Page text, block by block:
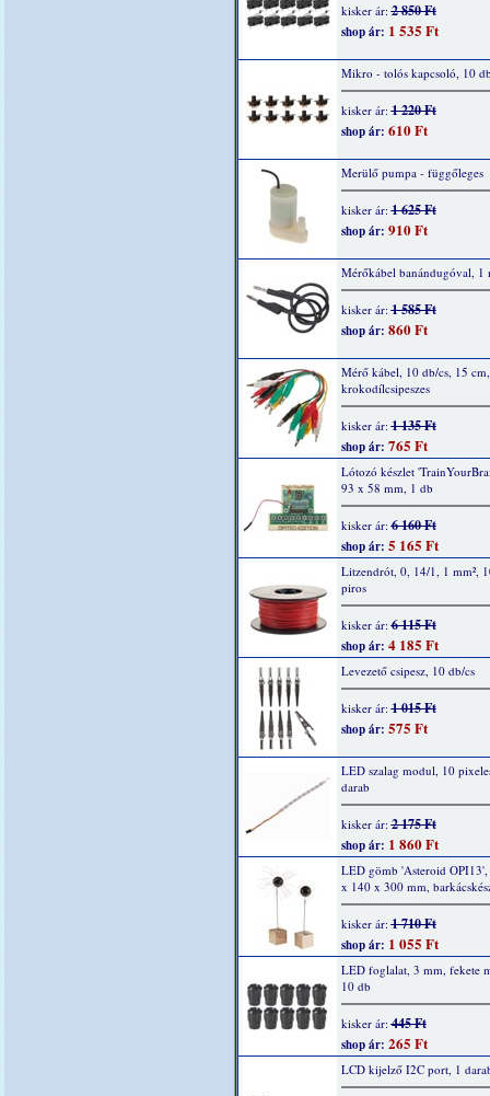
kisker ár:2 850 Ft
shop ár: 1 535 Ft
Mikro - tolós kapcsoló, 10
kisker ár:1 220 Ft
shop ár: 610 Ft
Merülő pumpa - függőleges
kisker ár:1 625 Ft
shop ár: 910 Ft
Mérőkábel banándugóval, 1
kisker ár:1 585 Ft
shop ár: 860 Ft
Mérő kábel, 10 db/cs, 15 cm,
krokodílcsipeszes
kisker ár:1 135 Ft
shop ár: 765 Ft
Lótozó készlet
93 x 58 mm, 1 db
kisker ár:6 160 Ft
shop ár: 5 165 Ft
Litzendrót, 0, 14/1, 1 mm²,
piros
kisker ár:6 115 Ft
shop ár: 4 185 Ft
Levezető csipesz, 10 db/cs
kisker ár:1 015 Ft
shop ár: 575 Ft
LED szalag modul, 10
darab
kisker ár:2 175 Ft
shop ár: 1 860 Ft
LED gömb 'Asteroid
x 140 x 300 mm,
kisker ár:1 710 Ft
shop ár: 1 055 Ft
LED foglalat, 3 mm, fekete
10 db
kisker ár:445 Ft
shop ár: 265 Ft
LCD kijelző I2C port, 1